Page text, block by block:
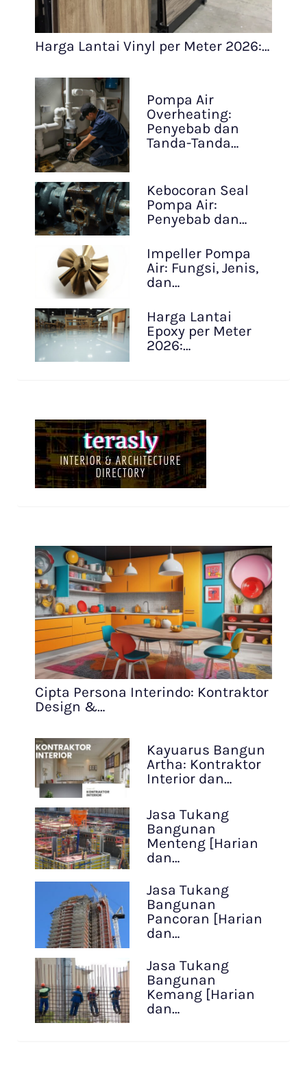
Harga Lantai Vinyl per Meter 2026:…
Pompa Air
Overheating:
Penyebab dan
Tanda-Tanda…
Kebocoran Seal
Pompa Air:
Penyebab dan…
Impeller Pompa
Air: Fungsi, Jenis,
dan…
Harga Lantai
Epoxy per Meter
2026:…
Cipta Persona Interindo: Kontraktor
Design &…
Kayuarus Bangun
Artha: Kontraktor
Interior dan…
Jasa Tukang
Bangunan
Menteng [Harian
dan…
Jasa Tukang
Bangunan
Pancoran [Harian
dan…
Jasa Tukang
Bangunan
Kemang [Harian
dan…